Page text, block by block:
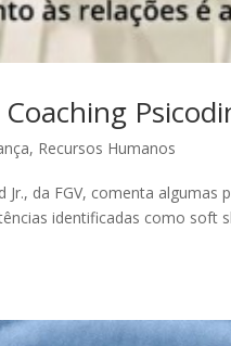
, Recursos Humanos
da FGV, comenta
identificadas como soft